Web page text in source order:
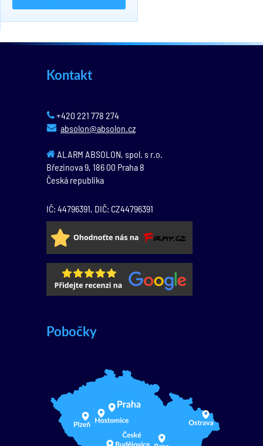
Kontakt
+420 221 778 274
absolon@absolon.cz
ALARM ABSOLON, spol. s r.o.
Březinova 9, 186 00 Praha 8
Česká republika
IČ: 44796391, DIČ: CZ44796391
Pobočky